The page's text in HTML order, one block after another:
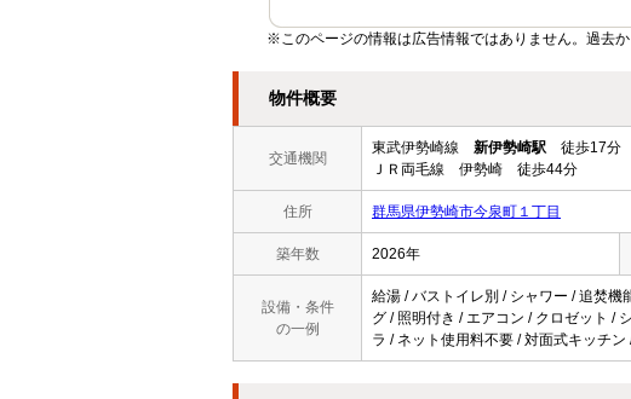
※このページの情報は広告情報ではありません。過去
物件概要
交通機関
東武伊勢崎線 新伊勢崎駅 徒歩17分
ＪＲ両毛線 伊勢崎 徒歩44分
住所 群馬県伊勢崎市今泉町１丁目
築年数 2026年
設備・条件
の一例
給湯 / バストイレ別 / シャワー / 追焚機
グ / 照明付き / エアコン / クロゼット /
ラ / ネット使用料不要 / 対面式キッチ